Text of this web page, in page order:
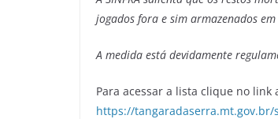
jogados fora e sim armazenados
A medida está devidamente
Para acessar a lista clique no link
https://